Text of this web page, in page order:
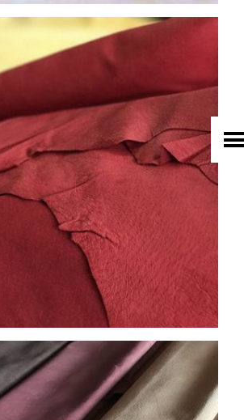
HOME
UNTERNEHMEN
FELL
TEXTIL
ECO FRIENDLY
SHOP PELLEBELLE
PRODUKTE
DIENSTLEISTUNGEN
KNOW HOW
NEWS
KONTAKT